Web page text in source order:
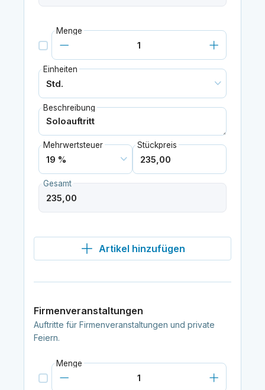
Menge
Einheiten
Beschreibung
Mehrwertsteuer Stückpreis
Gesamt
Artikel hinzufügen
Firmenveranstaltungen
Auftritte für Firmenveranstaltungen und private
Feiern.
Menge